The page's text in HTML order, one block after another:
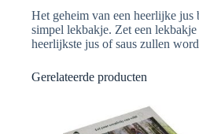
Het geheim van een heerlijke
simpel lekbakje. Zet een
heerlijkste jus of saus zullen
Gerelateerde producten